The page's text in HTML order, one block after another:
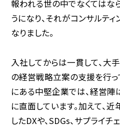
職種
報われる世の中でなくてはな
うになり、それがコンサルテ
なりました。
入社してからは一貫して、大
の経営戦略立案の支援を行っ
にある中堅企業では、経営
に直面しています。加えて、
したDXや、SDGs、サプライチ